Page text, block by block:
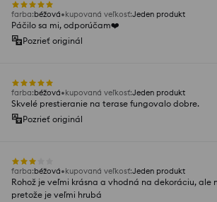
farba:béžová kupovaná veľkosť:Jeden produkt
Páčilo sa mi, odporúčam❤️
Pozrieť originál
farba:béžová kupovaná veľkosť:Jeden produkt
Skvelé prestieranie na terase fungovalo dobre.
Pozrieť originál
farba:béžová kupovaná veľkosť:Jeden produkt
Rohož je veľmi krásna a vhodná na dekoráciu, ale
pretože je veľmi hrubá